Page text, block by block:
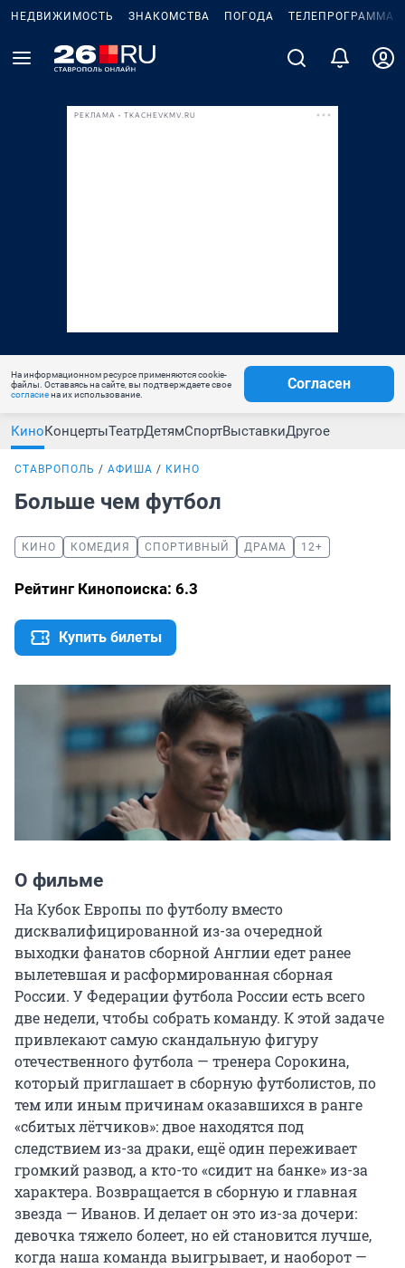
НЕДВИЖИМОСТЬ ЗНАКОМСТВА ПОГОДА ТЕЛЕПРОГРАММА
РЕКЛАМА • TKACHEVKMV.RU
На информационном ресурсе применяются cookie-
файлы. Оставаясь на сайте, вы подтверждаете свое
согласиена их использование.
Согласен
КиноКонцертыТеатрДетямСпортВыставкиДругое
СТАВРОПОЛЬ АФИША КИНО
Больше чем футбол
КИНО КОМЕДИЯ СПОРТИВНЫЙ ДРАМА 12+
Рейтинг Кинопоиска: 6.3
Купить билеты
О фильме
На Кубок Европы по футболу вместо
дисквалифицированной из-за очередной
выходки фанатов сборной Англии едет ранее
вылетевшая и расформированная сборная
России. У Федерации футбола России есть всего
две недели, чтобы собрать команду. К этой задаче
привлекают самую скандальную фигуру
отечественного футбола — тренера Сорокина,
который приглашает в сборную футболистов, по
тем или иным причинам оказавшихся в ранге
«сбитых лётчиков»: двое находятся под
следствием из-за драки, ещё один переживает
громкий развод, а кто-то «сидит на банке» из-за
характера. Возвращается в сборную и главная
звезда — Иванов. И делает он это из-за дочери:
девочка тяжело болеет, но ей становится лучше,
когда наша команда выигрывает, и наоборот —